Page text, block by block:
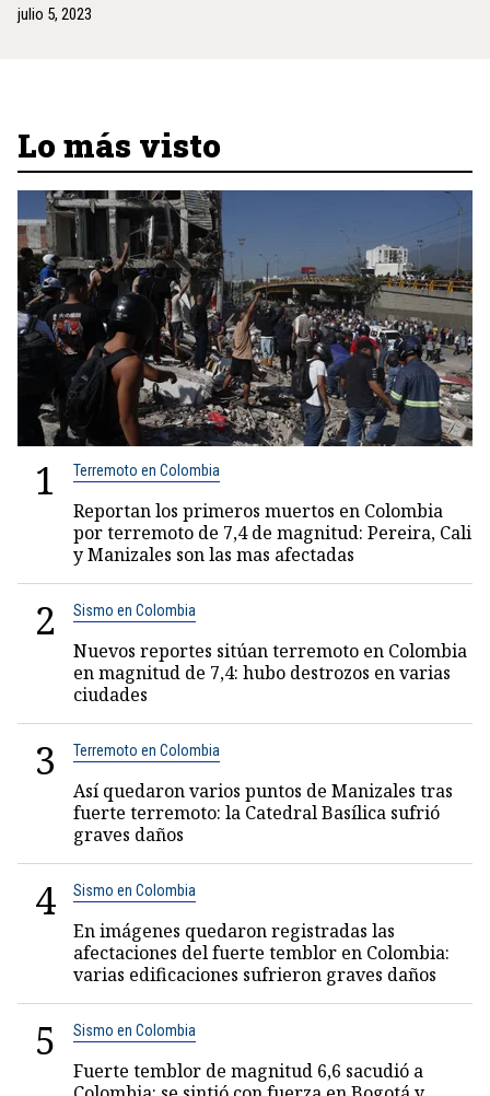
julio 5, 2023
Lo más visto
1 Terremoto en Colombia
Reportan los primeros muertos en Colombia
por terremoto de 7,4 de magnitud: Pereira, Cali
y Manizales son las mas afectadas
2 Sismo en Colombia
Nuevos reportes sitúan terremoto en Colombia
en magnitud de 7,4: hubo destrozos en varias
ciudades
3 Terremoto en Colombia
Así quedaron varios puntos de Manizales tras
fuerte terremoto: la Catedral Basílica sufrió
graves daños
4 Sismo en Colombia
En imágenes quedaron registradas las
afectaciones del fuerte temblor en Colombia:
varias edificaciones sufrieron graves daños
5 Sismo en Colombia
Fuerte temblor de magnitud 6,6 sacudió a